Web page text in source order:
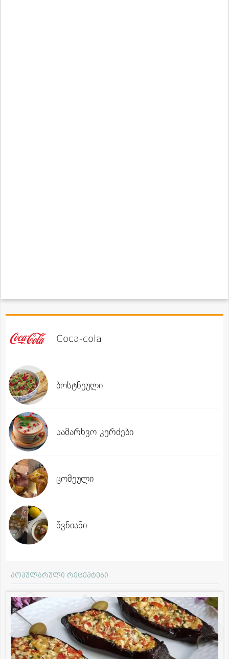
Coca-cola
ბოსტნეული
სამარხვო კერძები
ცომეული
წვნიანი
პოპულარული რეცეპტები